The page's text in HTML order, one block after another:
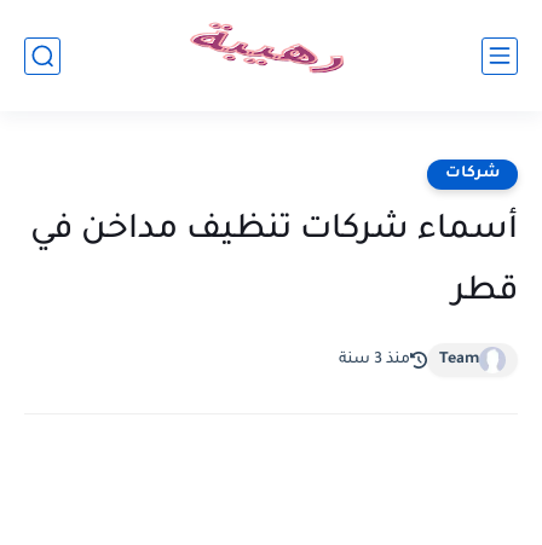
شركات
أسماء شركات تنظيف مداخن في
قطر
Team منذ 3 سنة